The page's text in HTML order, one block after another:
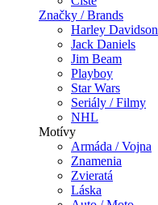
Značky / Brands
Harley Davidson
Jack Daniels
Jim Beam
Playboy
Star Wars
Seriály / Filmy
NHL
Motívy
Armáda / Vojna
Znamenia
Zvieratá
Láska